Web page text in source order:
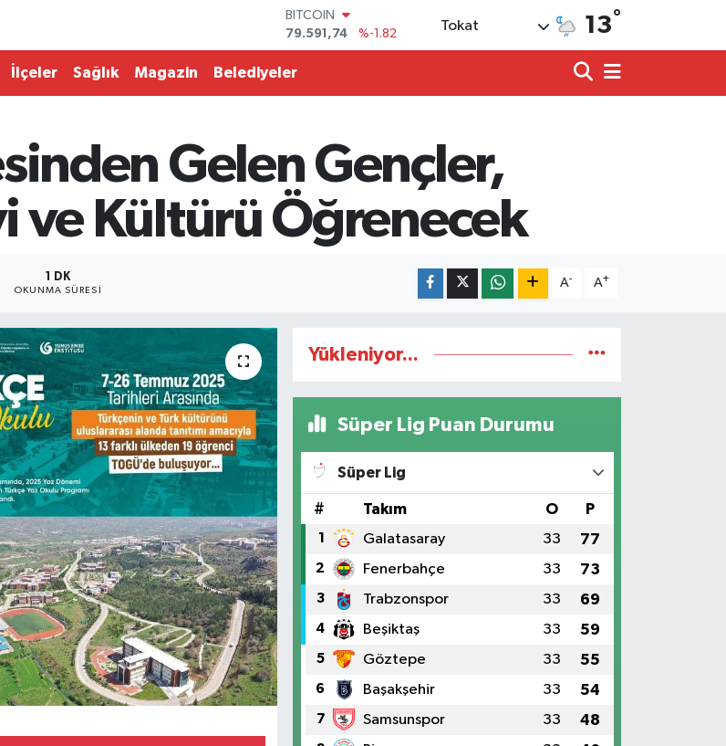
BITCOIN
79.591,74
%-1.82
DOLAR
45,43620
61,60380
G.ALTIN
6862,09000
%0.19
BİST100
14.598,00
%0
Tokat 13°
İlçeler Sağlık Magazin Belediyeler
Gelen Gençler,
ve Kültürü Öğrenecek
1 DK
OKUNMA SÜRESI
A- A+
Yükleniyor...
Süper Lig Puan Durumu
Süper Lig
# Takım O P
1 Galatasaray 33 77
2 Fenerbahçe 33 73
3 Trabzonspor 33 69
4 Beşiktaş 33 59
5 Göztepe 33 55
6 Başakşehir 33 54
7 Samsunspor 33 48